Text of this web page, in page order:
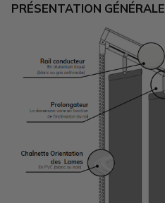
PRÉSENTATION GÉNÉRALE